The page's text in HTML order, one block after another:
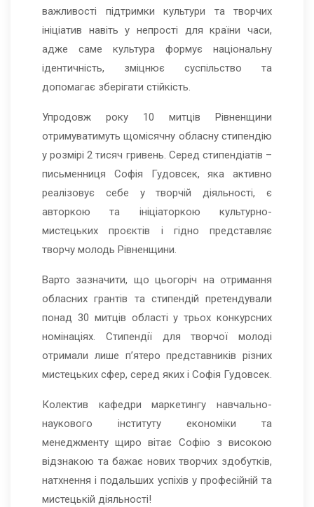
важливості підтримки культури та творчих
ініціатив навіть у непрості для країни часи,
адже саме культура формує національну
ідентичність, зміцнює суспільство та
допомагає зберігати стійкість.
Упродовж року 10 митців Рівненщини
отримуватимуть щомісячну обласну стипендію
у розмірі 2 тисяч гривень. Серед стипендіатів –
письменниця Софія Гудовсек, яка активно
реалізовує себе у творчій діяльності, є
авторкою та ініціаторкою культурно-
мистецьких проєктів і гідно представляє
творчу молодь Рівненщини.
Варто зазначити, що цьогоріч на отримання
обласних грантів та стипендій претендували
понад 30 митців області у трьох конкурсних
номінаціях. Стипендії для творчої молоді
отримали лише п’ятеро представників різних
мистецьких сфер, серед яких і Софія Гудовсек.
Колектив кафедри маркетингу навчально-
наукового інституту економіки та
менеджменту щиро вітає Софію з високою
відзнакою та бажає нових творчих здобутків,
натхнення і подальших успіхів у професійній та
мистецькій діяльності!